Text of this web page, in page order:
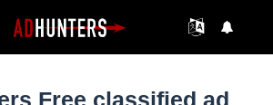
Free classified ad